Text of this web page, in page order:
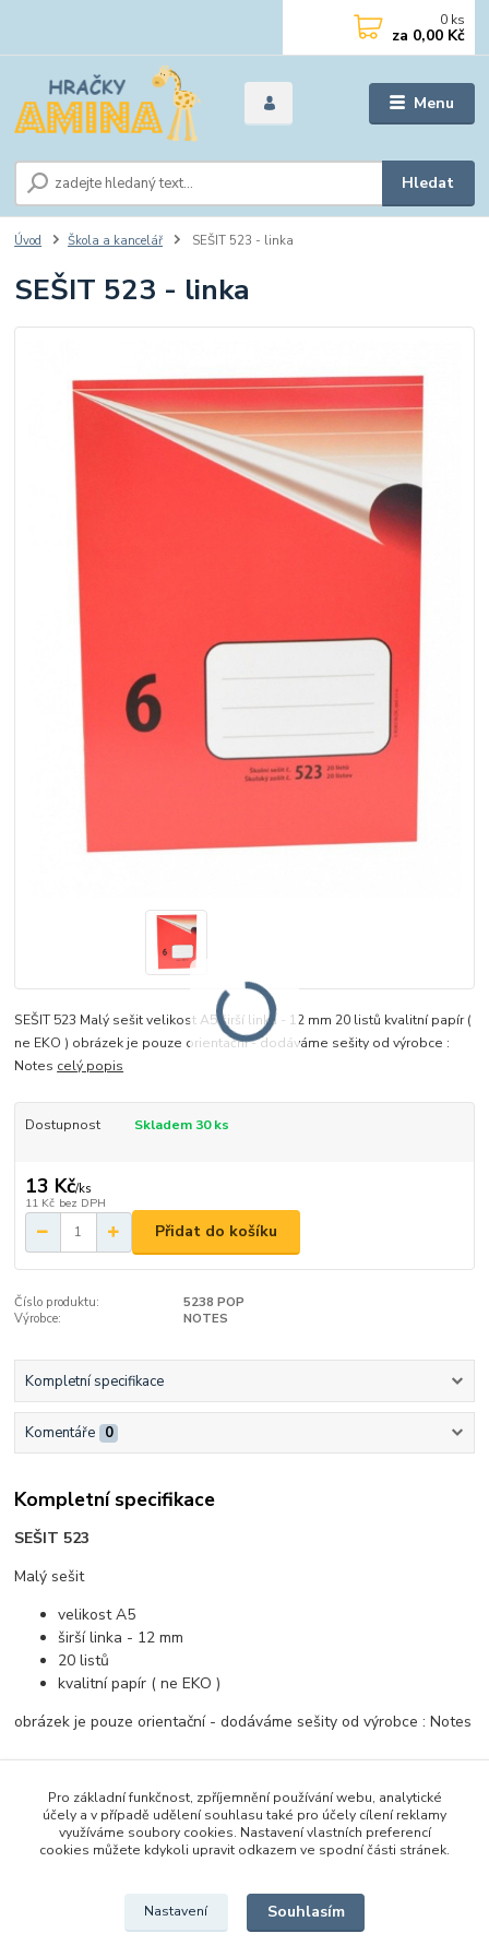
Menu
Hledat
0 ks
za 0,00 Kč
Úvod Škola a kancelář SEŠIT 523 - linka
SEŠIT 523 - linka
SEŠIT 523 Malý sešit velikost A5 širší linka - 12 mm 20 listů kvalitní papír (
ne EKO ) obrázek je pouze orientační - dodáváme sešity od výrobce :
Notes celý popis
Dostupnost Skladem 30 ks
13 Kč/ks
11 Kč bez DPH
Přidat do košíku
Číslo produktu:
5238 POP
Výrobce:
NOTES
Kompletní specifikace
Komentáře 0
Kompletní specifikace
SEŠIT 523
Malý sešit
velikost A5
širší linka - 12 mm
20 listů
kvalitní papír ( ne EKO )
obrázek je pouze orientační - dodáváme sešity od výrobce : Notes
Původ zboží
Škola a kancelář
Pro základní funkčnost, zpříjemnění používání webu, analytické
účely a v případě udělení souhlasu také pro účely cílení reklamy
využíváme soubory cookies. Nastavení vlastních preferencí
cookies můžete kdykoli upravit odkazem ve spodní části stránek.
Nastavení Souhlasím